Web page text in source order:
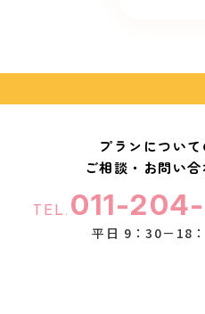
プランについて
ご相談・お問い合
TEL. 011-
平日 9：30－18